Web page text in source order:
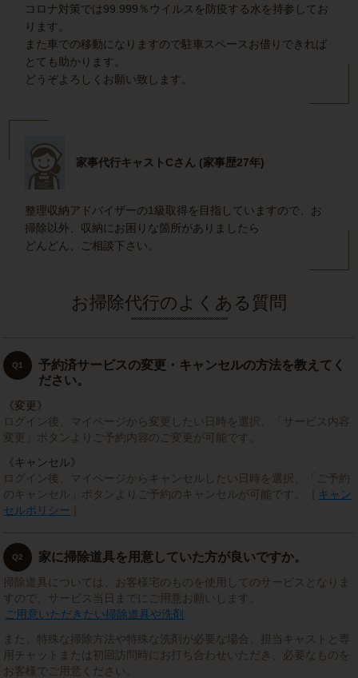
コロナ対策では99.999％ウイルスを防疫する水を持参してお
ります。
また車での移動になりますので駐車スペースお借りできれば
とても助かります。
どうぞよろしくお願い致します。
家事代行キャストCさん (家事歴27年)
整理収納アドバイザーの1級取得を目指していますので、お
掃除以外、収納にお困りな箇所がありましたら
どんどん、ご相談下さい。
お掃除代行のよくある質問
Q1
予約済サービスの変更・キャンセルの方法を教えてく
ださい。
《変更》
ログイン後、マイページから変更したい日時を選択、「サービス内容
変更」ボタンよりご予約内容のご変更が可能です。
《キャンセル》
ログイン後、マイページからキャンセルしたい日時を選択、「ご予約
のキャンセル」ボタンよりご予約のキャンセルが可能です。［
キャン
セルポリシー
Q2 家に掃除道具を用意していた方が良いですか。
掃除道具については、お客様宅のものを使用してのサービスとなりま
すので、サービス当日までにご用意お願いします。
ご用意いただきたい掃除道具や洗剤
また、特殊な掃除方法や特殊な洗剤が必要な場合、担当キャストと専
用チャットまたは初回訪問時にお打ち合わせいただき、必要なものを
お客様でご用意ください。